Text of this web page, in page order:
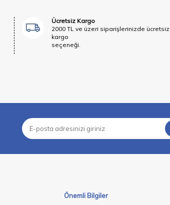
Ücretsiz Kargo
2000 TL ve üzeri siparişlerinizde ücretsiz
kargo
seçeneği.
Önemli Bilgiler